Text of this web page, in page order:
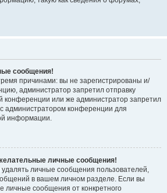
сообщения!
причинами: вы не зарегистрированы и/
администратор запретил отправку
конференции или же администратор запретил
администратором конференции для
информации.
личные сообщения!
личные сообщения пользователей,
в вашем личном разделе. Если вы
личные сообщения от конкретного